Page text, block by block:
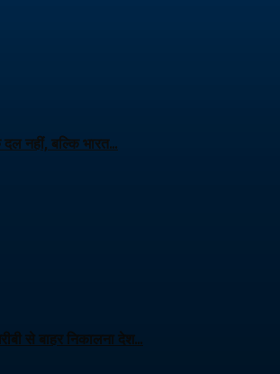
नहीं, बल्कि भारत…
से बाहर निकालना देश…